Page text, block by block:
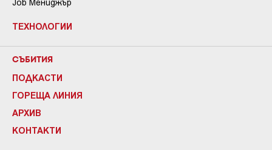
ТЕХНОЛОГИИ
СЪБИТИЯ
ПОДКАСТИ
ГОРЕЩА ЛИНИЯ
АРХИВ
КОНТАКТИ